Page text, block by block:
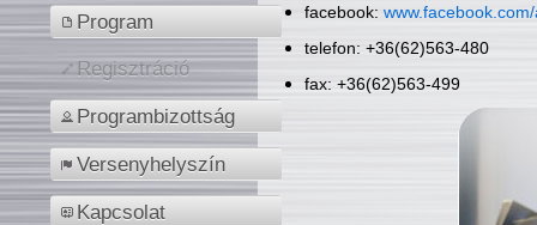
Program
Regisztráció
Programbizottság
Versenyhelyszín
Kapcsolat
facebook:
telefon: +36(62)563-480
fax: +36(62)563-499